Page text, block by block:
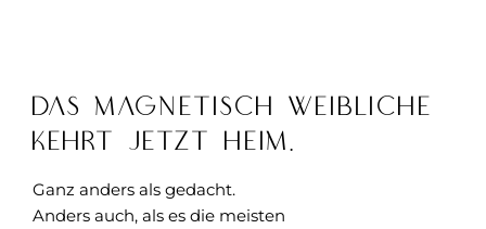
Das Magnetisch Weibliche
kehrt jetzt heim.
Ganz anders als gedacht.
Anders auch, als es die meisten